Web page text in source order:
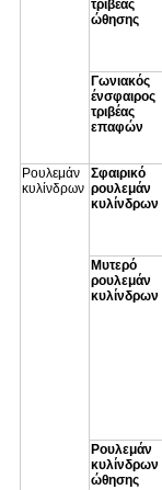
τριβέας
ώθησης
Γωνιακός
ένσφαιρος
τριβέας
επαφών
Ρουλεμάν
κυλίνδρων
Σφαιρικό
ρουλεμάν
κυλίνδρων
Μυτερό
ρουλεμάν
κυλίνδρων
Ρουλεμάν
κυλίνδρων
ώθησης